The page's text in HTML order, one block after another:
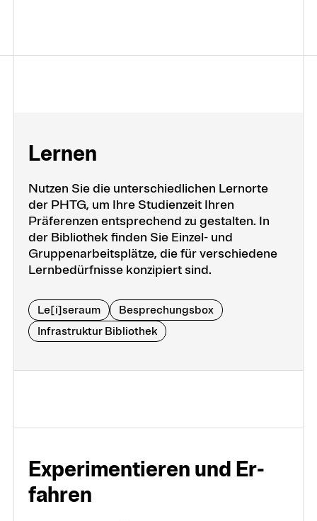
Ler­nen
Nutzen Sie die unterschiedlichen Lernorte
der PHTG, um Ihre Studienzeit Ihren
Präferenzen entsprechend zu gestalten. In
der Bibliothek finden Sie Einzel- und
Gruppenarbeitsplätze, die für verschiedene
Lernbedürfnisse konzipiert sind.
Le[i]seraum
Besprechungsbox
Infrastruktur Bibliothek
Experi­men­tie­ren und Er­
fah­ren